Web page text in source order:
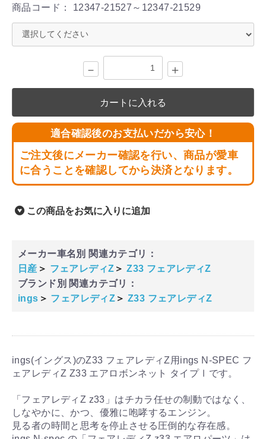
商品コード： 12347-21527～12347-21529
－ ＋
カートに入れる
適合確認後のお支払いだから安心！
ご注文後にメーカー確認を行い、商品が愛車
に合うことを確認してから決済となります。
この商品をお気に入りに追加
メーカー車名別 関連カテゴリ：
日産 ＞ フェアレディZ ＞ Z33 フェアレディZ
ブランド別 関連カテゴリ：
ings ＞ フェアレディZ ＞ Z33 フェアレディZ
ings(イングス)のZ33 フェアレディZ用ings N-SPEC フ
ェアレディZ Z33 エアロボンネット タイプⅠです。
「フェアレディZ z33」はチカラ任せの制動ではなく、
しなやかに、かつ、優雅に咆哮するエンジン。
見る者の時間と思考を停止させる圧倒的な存在感。